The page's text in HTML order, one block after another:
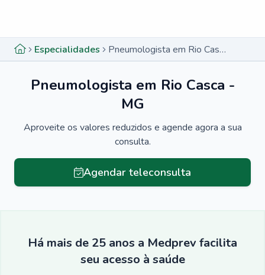
Especialidades Pneumologista em Rio Casca - MG
Pneumologista em Rio Casca -
MG
Aproveite os valores reduzidos e agende agora a sua
consulta.
Agendar teleconsulta
Há mais de 25 anos a Medprev facilita
seu acesso à saúde